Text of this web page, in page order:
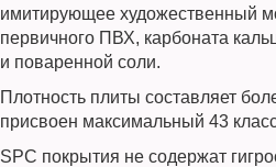
имитирующее художественный
первичного ПВХ, карбоната
и поваренной соли.
Плотность плиты составляет
присвоен максимальный 43
SPC покрытия не содержат